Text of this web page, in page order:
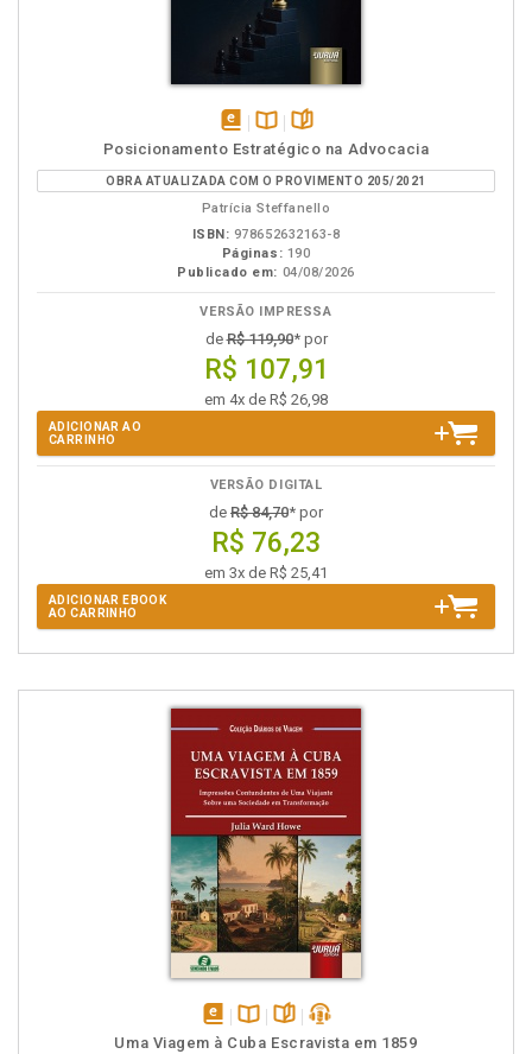
disponível
em
eBook
Disponível
na
B.V.
páginas
Posicionamento Estratégico na Advocacia
OBRA ATUALIZADA COM O PROVIMENTO 205/2021
Patrícia Steffanello
ISBN: 978652632163-8
Páginas: 190
Publicado em: 04/08/2026
VERSÃO IMPRESSA
deR$ 119,90* por
R$ 107,91
em 4x de R$ 26,98
ADICIONAR AO
CARRINHO
VERSÃO DIGITAL
de R$ 84,70* por
R$ 76,23
em 3x de R$ 25,41
ADICIONAR EBOOK
AO CARRINHO
disponívelDisponível
páginaspodcast
Uma Viagem à Cuba Escravista em 1859